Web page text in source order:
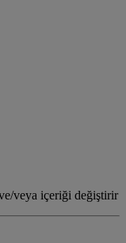
veya içeriği değiştirir